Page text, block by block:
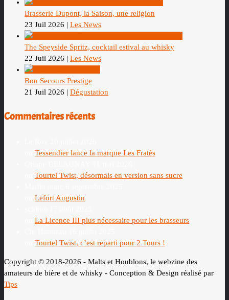
Brasserie Dupont, la Saison, une religion
23 Juil 2026 | Les News
The Speyside Spritz, cocktail estival au whisky
22 Juil 2026 | Les News
Bon Secours Prestige
21 Juil 2026 | Dégustation
Commentaires récents
Tessendier lance la marque Les Fratés
Tourtel Twist, désormais en version sans sucre
Lefort Augustin
La Licence III plus nécessaire pour les brasseurs
Tourtel Twist, c’est reparti pour 2 Tours !
Copyright © 2018-2026 - Malts et Houblons, le webzine des
amateurs de bière et de whisky - Conception & Design réalisé par
Tips